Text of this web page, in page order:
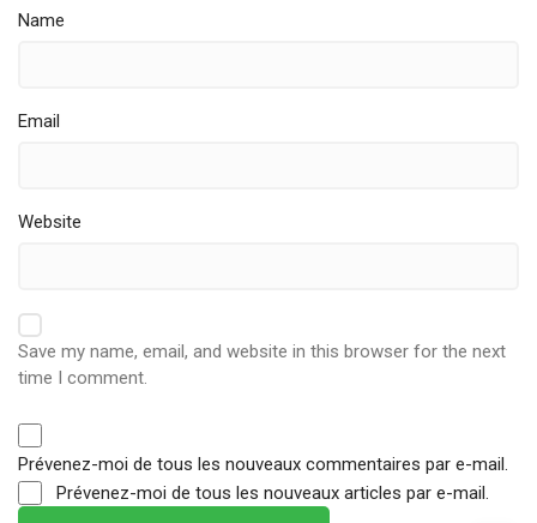
Name
Email
Website
Save my name, email, and website in this browser for the next
time I comment.
Prévenez-moi de tous les nouveaux commentaires par e-mail.
Prévenez-moi de tous les nouveaux articles par e-mail.